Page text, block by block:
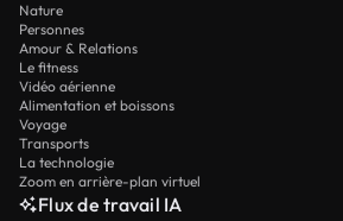
Nature
Personnes
Amour & Relations
Le fitness
Vidéo aérienne
Alimentation et boissons
Voyage
Transports
La technologie
Zoom en arrière-plan virtuel
Flux de travail IA